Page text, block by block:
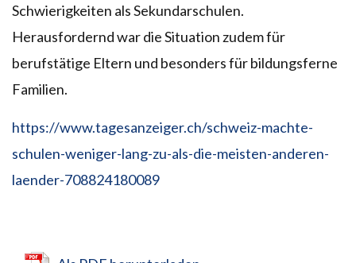
Schwierigkeiten als Sekundarschulen.
Herausfordernd war die Situation zudem für
berufstätige Eltern und besonders für bildungsferne
Familien.
https://www.tagesanzeiger.ch/schweiz-machte-
schulen-weniger-lang-zu-als-die-meisten-anderen-
laender-708824180089